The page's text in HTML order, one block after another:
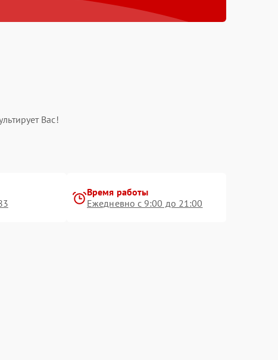
Вас!
Время работы
Ежедневно с 9:00 до 21:00